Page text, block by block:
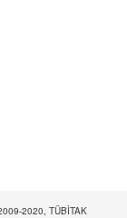
2020, TÜBİTAK